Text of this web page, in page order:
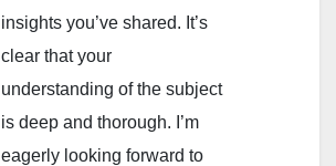
insights you’ve shared. It’s
clear that your
understanding of the subject
is deep and thorough. I’m
eagerly looking forward to